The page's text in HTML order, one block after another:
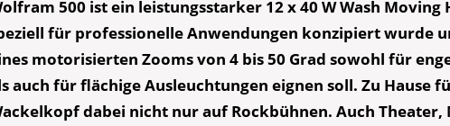
500 ist ein leistungsstarker 12 x 40 W Wash Moving
für professionelle Anwendungen konzipiert wurde
motorisierten Zooms von 4 bis 50 Grad sowohl für
auch für flächige Ausleuchtungen eignen soll. Zu Hause
dabei nicht nur auf Rockbühnen. Auch Theater,